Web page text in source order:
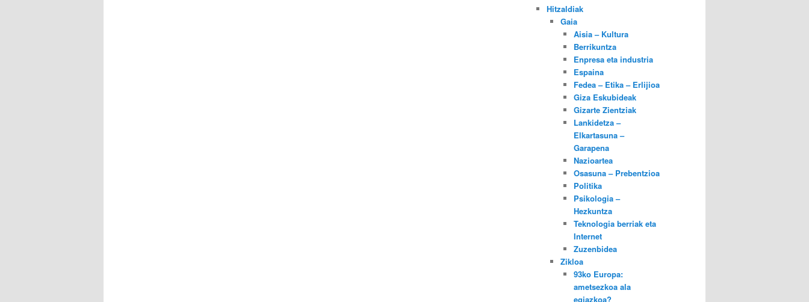
Hitzaldiak
Gaia
Aisia – Kultura
Berrikuntza
Enpresa eta industria
Espaina
Fedea – Etika – Erlijioa
Giza Eskubideak
Gizarte Zientziak
Lankidetza –
Elkartasuna –
Garapena
Nazioartea
Osasuna – Prebentzioa
Politika
Psikologia –
Hezkuntza
Teknologia berriak eta
Internet
Zuzenbidea
Zikloa
93ko Europa:
ametsezkoa ala
egiazkoa?